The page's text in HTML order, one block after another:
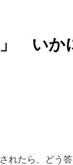
」 いか
れたら、どう